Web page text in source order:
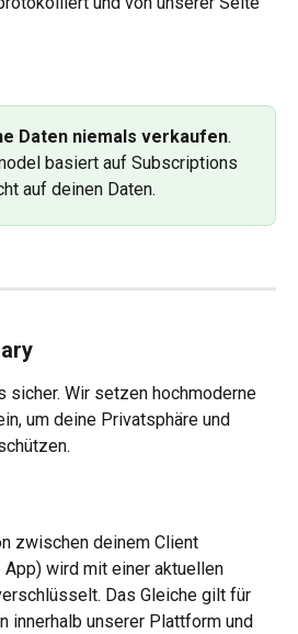
Daten niemals verkaufen.
basiert auf Subscriptions
auf deinen Daten.
sicher. Wir setzen hochmoderne
um deine Privatsphäre und
zwischen deinem Client
wird mit einer aktuellen
Das Gleiche gilt für
innerhalb unserer Plattform und